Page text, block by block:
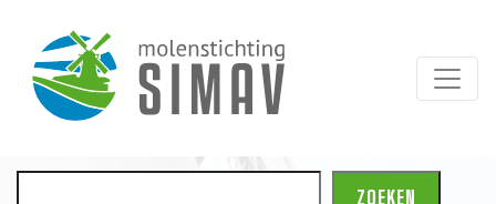
ZOEKEN